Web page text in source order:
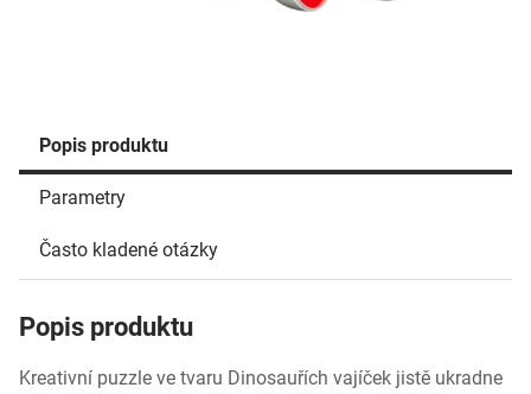
Popis produktu
Parametry
Často kladené otázky
Popis produktu
Kreativní puzzle ve tvaru Dinosauřích vajíček jistě ukradne